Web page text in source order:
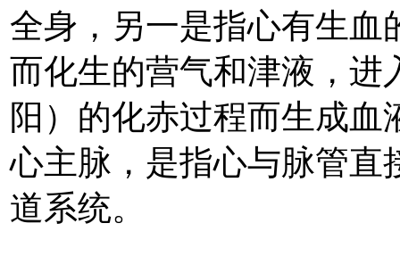
全身，另一是指心有生血
而化生的营气和津液，进
阳）的化赤过程而生成血
心主脉，是指心与脉管直
道系统。